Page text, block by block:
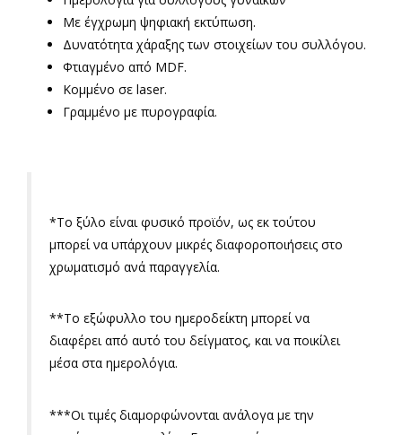
Με έγχρωμη ψηφιακή εκτύπωση.
Δυνατότητα χάραξης των στοιχείων του συλλόγου.
Φτιαγμένο από MDF.
Κομμένο σε laser.
Γραμμένο με πυρογραφία.
*Το ξύλο είναι φυσικό προϊόν, ως εκ τούτου
μπορεί να υπάρχουν μικρές διαφοροποιήσεις στο
χρωματισμό ανά παραγγελία.
**Το εξώφυλλο του ημεροδείκτη μπορεί να
διαφέρει από αυτό του δείγματος, και να ποικίλει
μέσα στα ημερολόγια.
***Οι τιμές διαμορφώνονται ανάλογα με την